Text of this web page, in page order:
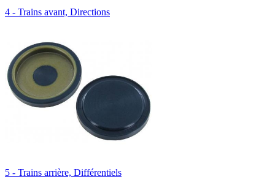
4 - Trains avant, Directions
5 - Trains arrière, Différentiels